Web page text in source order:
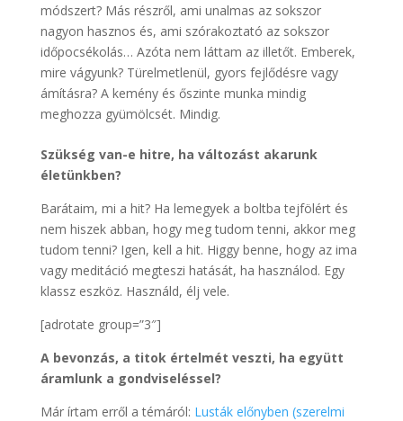
módszert? Más részről, ami unalmas az sokszor
nagyon hasznos és, ami szórakoztató az sokszor
időpocsékolás… Azóta nem láttam az illetőt. Emberek,
mire vágyunk? Türelmetlenül, gyors fejlődésre vagy
ámításra? A kemény és őszinte munka mindig
meghozza gyümölcsét. Mindig.
Szükség van-e hitre, ha változást akarunk
életünkben?
Barátaim, mi a hit? Ha lemegyek a boltba tejfölért és
nem hiszek abban, hogy meg tudom tenni, akkor meg
tudom tenni? Igen, kell a hit. Higgy benne, hogy az ima
vagy meditáció megteszi hatását, ha használod. Egy
klassz eszköz. Használd, élj vele.
[adrotate group=”3″]
A bevonzás, a titok értelmét veszti, ha együtt
áramlunk a gondviseléssel?
Már írtam erről a témáról: Lusták előnyben (szerelmi